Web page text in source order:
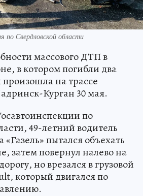
по Свердловской области
массового ДТП в
в котором погибли два
на трассе
Курган 30 мая.
по
49-летний водитель
«Газель» пытался объехать
затем повернул налево на
но врезался в грузовой
который двигался по